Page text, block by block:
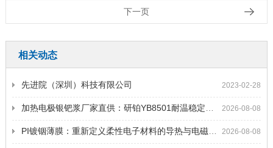
下一页
相关动态
2023-02-28
先进院（深圳）科技有限公司
2026-08-08
加热电极银钯浆厂家直供：研铂YB8501耐温稳定不脱层适配厚膜加热量产|先进院科技
2026-08-08
PI镀铟薄膜：重新定义柔性电子材料的导热与电磁屏蔽极限